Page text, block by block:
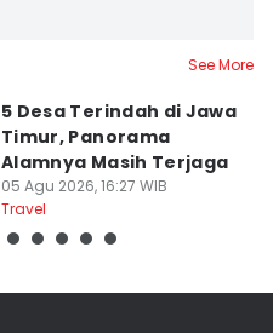
See More
5 Desa Terindah di Jawa
Timur, Panorama
Alamnya Masih Terjaga
05 Agu 2026, 16:27 WIB
Travel